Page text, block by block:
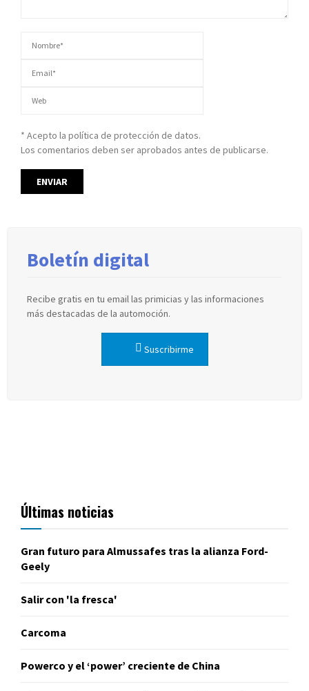
* Acepto la política de protección de datos.
Los comentarios deben ser aprobados antes de publicarse.
Boletín digital
Recibe gratis en tu email las primicias y las informaciones
más destacadas de la automoción.
Suscribirme
Últimas noticias
Gran futuro para Almussafes tras la alianza Ford-
Geely
Salir con 'la fresca'
Carcoma
Powerco y el ‘power’ creciente de China